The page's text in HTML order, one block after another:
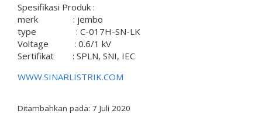
Spesifikasi Produk :
merk : jembo
type : C-017H-SN-LK
Voltage : 0.6/1 kV
Sertifikat : SPLN, SNI, IEC
WWW.SINARLISTRIK.COM
Ditambahkan pada: 7 Juli 2020